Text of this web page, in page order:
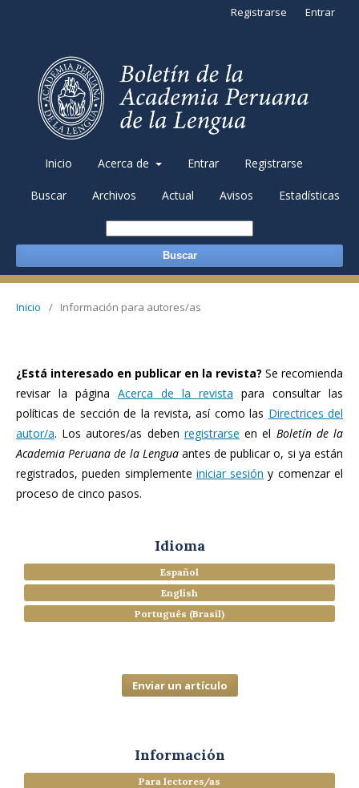
Inicio Acerca de Entrar Registrarse
Buscar Archivos Actual Avisos Estadísticas
Buscar
Registrarse Entrar
Inicio / Información para autores/as
¿Está interesado en publicar en la revista? Se recomienda
revisar la página Acerca de la revista para consultar las
políticas de sección de la revista, así como las Directrices del
autor/a. Los autores/as deben registrarse en el Boletín de la
Academia Peruana de la Lenguaantes de publicar o, si ya están
registrados, pueden simplemente iniciar sesión y comenzar el
proceso de cinco pasos.
Idioma
Español
English
Português (Brasil)
Enviar un artículo
Información
Para lectores/as